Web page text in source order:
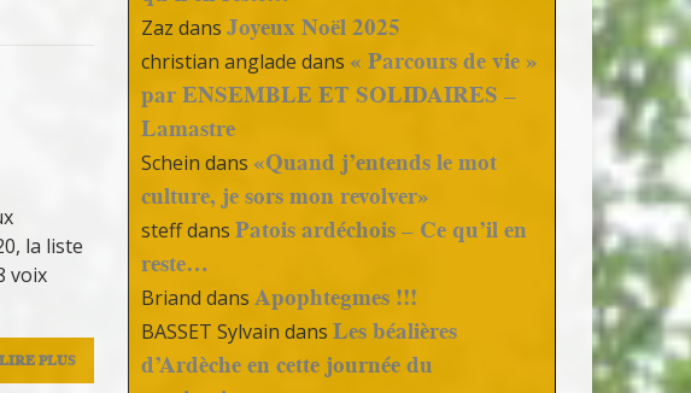
la liste
voix
LIRE PLUS
Zaz dansJoyeux Noël 2025
christian anglade dans « Parcours de vie »
par ENSEMBLE ET SOLIDAIRES –
Lamastre
Schein dans «Quand j’entends le mot
culture, je sors mon revolver»
steffdansPatois ardéchois – Ce qu’il en
reste…
Briand dansApophtegmes !!!
BASSET Sylvain dansLes béalières
d’Ardèche en cette journée du